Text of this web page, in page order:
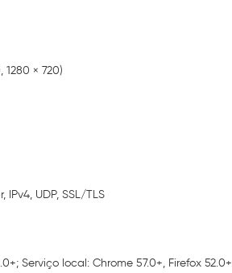
1280 × 720)
IPv4, UDP, SSL/TLS
Serviço local: Chrome 57.0+, Firefox 52.0+